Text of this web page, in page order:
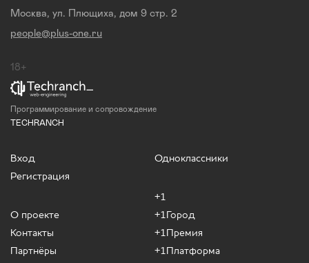
Москва, ул. Плющиха, дом 9 стр. 2
people@plus-one.ru
18+
Программирование и сопровождение
TECHRANCH
Вход
Регистрация
О проекте
Контакты
Партнёры
Одноклассники
+1
+1Город
+1Премия
+1Платформа